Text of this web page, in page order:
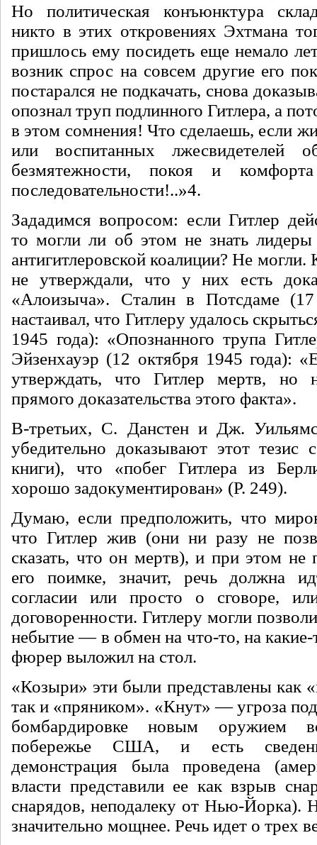
Но политическая конъюнктура
никто в этих от­кровениях Эхтмана
пришлось ему посидеть еще немало
возник спрос на совсем другие его
постарался не подкачать, сно­ва
опознал труп подлинного Гитлера, а
в этом сомнения! Что сделаешь, если
или воспитанных лжесвиде­телей
безмятежно­сти, покоя и
последовательности!..»4.
Зададимся вопросом: если Гитлер
то могли ли об этом не знать
антигитлеровской коалиции? Не могли.
не утверж­дали, что у них есть
«Алоизыча». Сталин в Потс­даме
настаивал, что Гитлеру удалось
1945 года): «Опознанного трупа
Эйзен­хауэр (12 октября 1945 года):
утверждать, что Гитлер мертв, но
прямого доказательства этого факта».
В-третьих, С. Данстен и Дж.
убедительно доказывают этот тезис
книги), что «побег Гитлера из
хорошо задо­кументирован» (P. 249).
Думаю, если предположить, что
что Гитлер жив (они ни разу не
сказать, что он мертв), и при этом не
его поим­ке, значит, речь должна
согласии или просто о сговоре,
договоренности. Гитлеру могли
небытие — в обмен на что-то, на
фюрер вы­ложил на стол.
«Козыри» эти были представле­ны как
так и «пряником». «Кнут» — угроза
бомбар­дировке новым оружием
побережье США, и есть
демонстрация была проведена
власти представили ее как взрыв
снарядов, непо­далеку от Нью-Йорка).
значительно мощнее. Речь идет о трех